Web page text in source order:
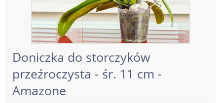
Doniczka do storczyków
przeźroczysta - śr. 11 cm -
Amazone